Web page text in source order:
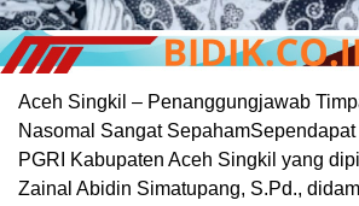
Aceh Singkil – Penanggungjawab
Nasomal Sangat
PGRI Kabupaten Aceh Singkil yang
Zainal Abidin Simatupang, S.Pd.,